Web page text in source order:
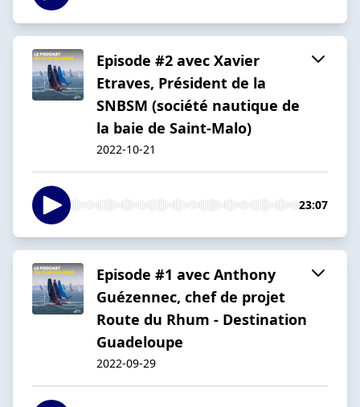
Episode #2 avec Xavier
Etraves, Président de la
SNBSM (société nautique de
la baie de Saint-Malo)
2022-10-21
23:07
Episode #1 avec Anthony
Guézennec, chef de projet
Route du Rhum - Destination
Guadeloupe
2022-09-29